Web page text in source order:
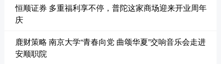
恒顺证券 多重福利享不停，普陀这家商场迎来开业周年
庆
鹿财策略 南京大学“青春向党 曲颂华夏”交响音乐会走进
安顺职院